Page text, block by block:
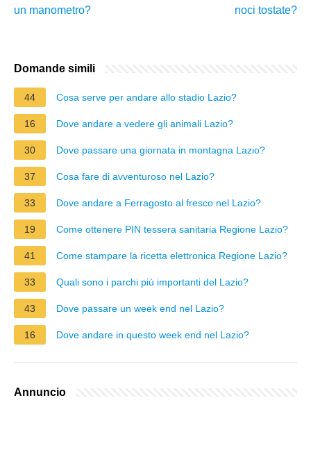
un manometro?
noci tostate?
Domande simili
44 Cosa serve per andare allo stadio Lazio?
16 Dove andare a vedere gli animali Lazio?
30 Dove passare una giornata in montagna Lazio?
37 Cosa fare di avventuroso nel Lazio?
33 Dove andare a Ferragosto al fresco nel Lazio?
19 Come ottenere PIN tessera sanitaria Regione Lazio?
41 Come stampare la ricetta elettronica Regione Lazio?
33 Quali sono i parchi più importanti del Lazio?
43 Dove passare un week end nel Lazio?
16 Dove andare in questo week end nel Lazio?
Annuncio